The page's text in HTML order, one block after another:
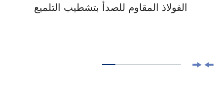
المقاوم للصدأ بتشطيب التلميع